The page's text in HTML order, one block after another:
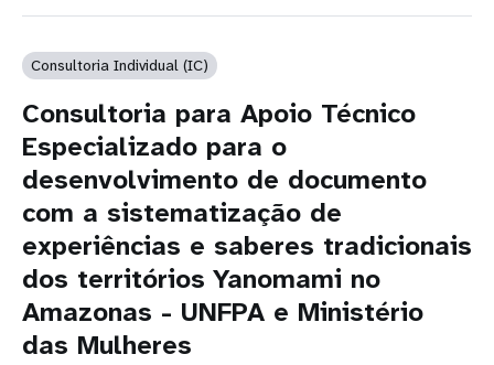
Consultoria Individual (IC)
Consultoria para Apoio Técnico
Especializado para o
desenvolvimento de documento
com a sistematização de
experiências e saberes tradicionais
dos territórios Yanomami no
Amazonas - UNFPA e Ministério
das Mulheres